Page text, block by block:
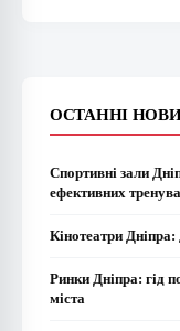
ОСТАННІ
Спортивні зали
ефективних
Кінотеатри Дніпра:
Ринки Дніпра: гід
міста